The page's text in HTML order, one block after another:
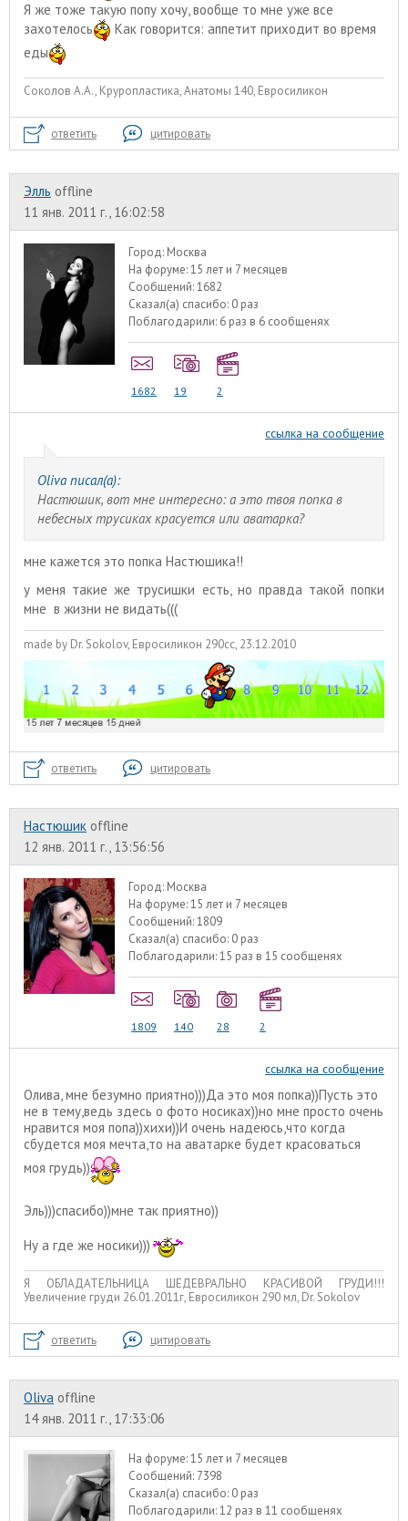
Я же тоже такую попу хочу, вообще то мне уже все
захотелось
Как говорится: аппетит приходит во время
еды
Соколов А.А., Круропластика, Анатомы 140, Евросиликон
ответить цитировать
Элль offline
11 янв. 2011 г., 16:02:58
Город: Москва
На форуме:15 лет и 7 месяцев
Сообщений:1682
Сказал(а) спасибо: 0 раз
Поблагодарили: 6 раз в 6 сообщенях
1682 19 2
ссылка на сообщение
Oliva писал(а):
Настюшик, вот мне интересно: а это твоя попка в
небесных трусиках красуется или аватарка?
мне кажется это попка Настюшика!!
у меня такие же трусишки есть, но правда такой попки
мне в жизни не видать(((
made by Dr. Sokolov, Евросиликон 290сс, 23.12.2010
ответить цитировать
Настюшик offline
12 янв. 2011 г., 13:56:56
Город: Москва
На форуме:15 лет и 7 месяцев
Сообщений:1809
Сказал(а) спасибо: 0 раз
Поблагодарили:15 раз в 15 сообщенях
1809 140 28 2
ссылка на сообщение
Олива, мне безумно приятно)))Да это моя попка))Пусть это
не в тему,ведь здесь о фото носиках))но мне просто очень
нравится моя попа))хихи))И очень надеюсь,что когда
сбудется моя мечта,то на аватарке будет красоваться
моя грудь))
Эль)))спасибо))мне так приятно))
Ну а где же носики)))
Я ОБЛАДАТЕЛЬНИЦА ШЕДЕВРАЛЬНО КРАСИВОЙ ГРУДИ!!!
Увеличение груди 26.01.2011г, Евросиликон 290 мл, Dr. Sokolov
ответить цитировать
Oliva offline
14 янв. 2011 г., 17:33:06
На форуме:15 лет и 7 месяцев
Сообщений: 7398
Сказал(а) спасибо: 0 раз
Поблагодарили:12 раз в 11 сообщенях